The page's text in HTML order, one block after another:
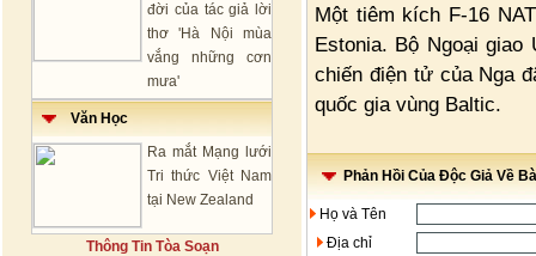
đời của tác giả lời
thơ 'Hà Nội mùa
vắng những cơn
mưa'
Văn Học
Ra mắt Mạng lưới
Tri thức Việt Nam
tại New Zealand
Thông Tin Tòa Soạn
Một tiêm kích F-16
Estonia. Bộ Ngoại
chiến điện tử của Nga
quốc gia vùng Baltic.
Phản Hồi Của Độc Giả Về
Họ và Tên
Địa chỉ